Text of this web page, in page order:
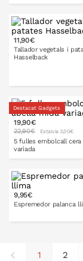
A LA
11,90€
Tallador vegetals i
Hasselback
A LA
Destacat Gadgets
19,90€
22,90€ Estalvia 3,00€
5 fulles embolcall
variada
A LA
9,95€
Espremedor palanca
1 2